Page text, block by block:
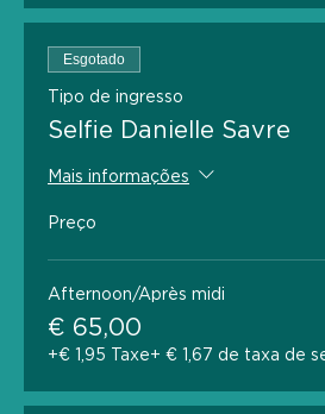
Esgotado
Tipo de ingresso
Selfie Danielle Savre
Mais informações
Preço
Afternoon/Après midi
€ 65,00
+€ 1,95 Taxe+ € 1,67 de taxa de